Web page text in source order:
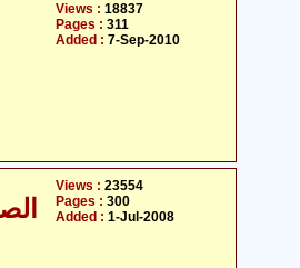
Views : 18837
Pages : 311
Added : 7-Sep-2010
Views : 23554
Pages : 300
Added : 1-Jul-2008